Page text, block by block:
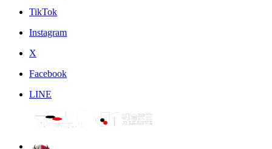
TikTok
Instagram
X
Facebook
LINE